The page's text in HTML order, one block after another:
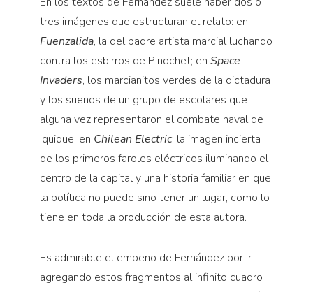
tres imágenes que estructuran el relato: en
Fuenzalida, la del padre artista marcial luchando
contra los esbirros de Pinochet; en Space
Invaders, los marcianitos verdes de la dictadura
y los sueños de un grupo de escolares que
alguna vez representaron el combate naval de
Iquique; en Chilean Electric, la imagen incierta
de los primeros faroles eléctricos iluminando el
centro de la capital y una historia familiar en que
la política no puede sino tener un lugar, como lo
tiene en toda la producción de esta autora.
Es admirable el empeño de Fernández por ir
agregando estos fragmentos al infinito cuadro